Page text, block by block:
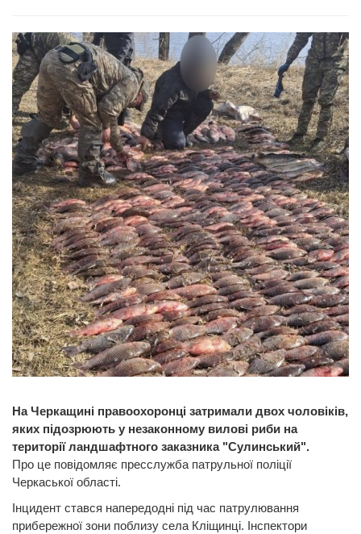
На Черкащині правоохоронці затримали двох чоловіків,
яких підозрюють у незаконному вилові риби на
території ландшафтного заказника "Сулинський".
Про це повідомляє пресслужба патрульної поліції
Черкаської області.
Інцидент стався напередодні під час патрулювання
прибережної зони поблизу села Кліщинці. Інспектори